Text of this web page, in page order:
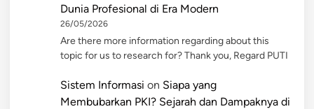
Dunia Profesional di Era Modern
26/05/2026
Are there more information regarding about this
topic for us to research for? Thank you, Regard PUTI
Sistem Informasi on Siapa yang
Membubarkan PKI? Sejarah dan Dampaknya di